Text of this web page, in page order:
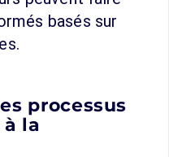
basés sur
processus
la